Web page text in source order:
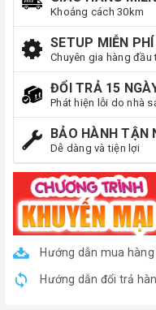
Khoảng cách 30km
SETUP MIỄN PHÍ
Chuyên gia hàng đầu
ĐỔI TRẢ 15
Phát hiện lỗi do nhà
BẢO HÀNH TẬN
Dễ dàng và tiện lợi
Hướng dẫn mua
Hướng dẫn đổi trả